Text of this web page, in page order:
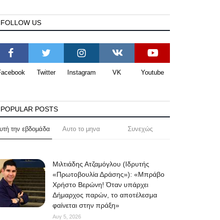
FOLLOW US
Twitter Instagram VK Youtube
POPULAR POSTS
την εβδομάδα Αυτο το μηνα Συνεχώς
Μιλτιάδης Ατζαμόγλου (Ιδρυτής
«Πρωτοβουλία Δράσης»): «Μπράβο
Χρήστο Βερώνη! Όταν υπάρχει
Δήμαρχος παρών, το αποτέλεσμα
φαίνεται στην πράξη»
Αυγ 5, 2026